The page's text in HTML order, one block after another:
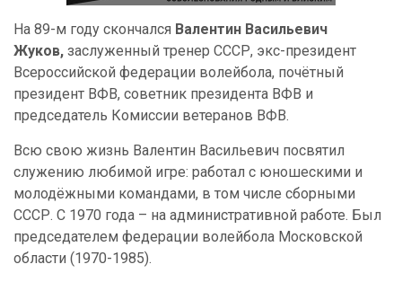
На 89-м году скончался Валентин Васильевич
Жуков, заслуженный тренер СССР, экс-президент
Всероссийской федерации волейбола, почётный
президент ВФВ, советник президента ВФВ и
председатель Комиссии ветеранов ВФВ.
Всю свою жизнь Валентин Васильевич посвятил
служению любимой игре: работал с юношескими и
молодёжными командами, в том числе сборными
СССР. С 1970 года – на административной работе. Был
председателем федерации волейбола Московской
области (1970-1985).